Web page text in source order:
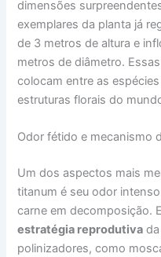
dimensões
exemplares da planta já
de 3 metros de altura e
metros de diâmetro.
colocam entre as
estruturas florais do
Odor fétido e mecanismo
Um dos aspectos mais
titanum é seu odor
carne em decomposição.
estratégia reprodutiva
polinizadores, como